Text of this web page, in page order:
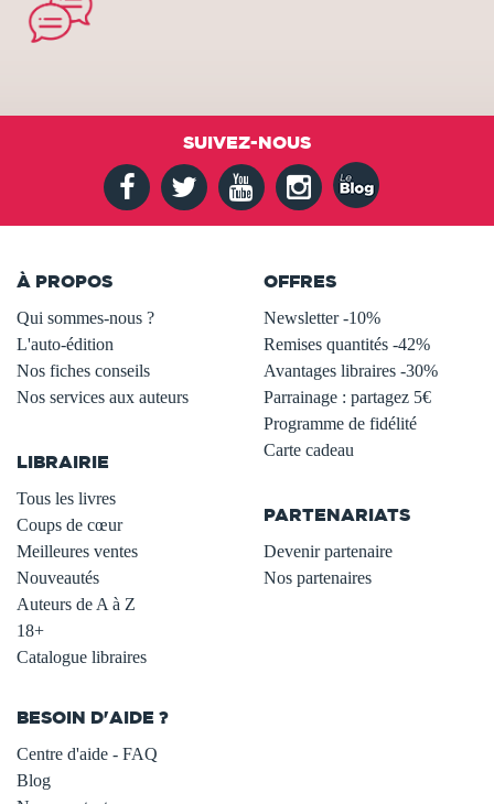
SUIVEZ-NOUS
À PROPOS
Qui sommes-nous ?
L'auto-édition
Nos fiches conseils
Nos services aux auteurs
LIBRAIRIE
Tous les livres
Coups de cœur
Meilleures ventes
Nouveautés
Auteurs de A à Z
18+
Catalogue libraires
OFFRES
Newsletter -10%
Remises quantités -42%
Avantages libraires -30%
Parrainage : partagez 5€
Programme de fidélité
Carte cadeau
PARTENARIATS
Devenir partenaire
Nos partenaires
BESOIN D'AIDE ?
Centre d'aide - FAQ
Blog